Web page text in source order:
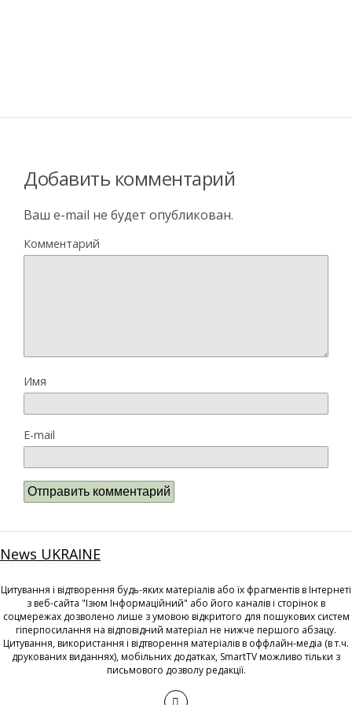
Добавить комментарий
Ваш e-mail не будет опубликован.
Комментарий
Имя
E-mail
News UKRAINE
Цитування і відтворення будь-яких матеріалів або їх фрагментів в Інтернеті
з веб-сайта "Ізюм Інформаційний" або його каналів і сторінок в
соцмережах дозволено лише з умовою відкритого для пошукових систем
гіперпосилання на відповідний матеріал не нижче першого абзацу.
Цитування, використання і відтворення матеріалів в оффлайн-медіа (в т.ч.
друкованих виданнях), мобільних додатках, SmartTV можливо тільки з
письмового дозволу редакції.